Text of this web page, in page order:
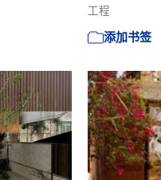
工程
添加书签